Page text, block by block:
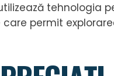
tehnologia
permit